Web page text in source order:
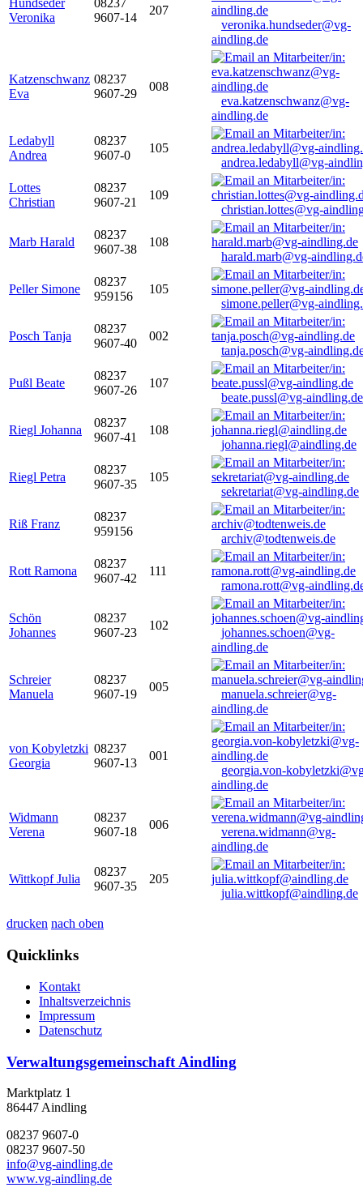
Hundseder
Veronika
08237
9607-14
207
veronika.hundseder@vg-
aindling.de
Katzenschwanz
Eva
08237
9607-29
008
eva.katzenschwanz@vg-
aindling.de
Ledabyll
Andrea
08237
9607-0
105
andrea.ledabyll@vg-
Lottes
Christian
08237
9607-21
109
christian.lottes@vg-
Marb Harald
08237
9607-38
108
harald.marb@vg-
Peller Simone
08237
959156
105
simone.peller@vg-
Posch Tanja
08237
9607-40
002
tanja.posch@vg-
Pußl Beate
08237
9607-26
107
beate.pussl@vg-aindling.de
Riegl Johanna
08237
9607-41
108
johanna.riegl@aindling.de
Riegl Petra
08237
9607-35
105
sekretariat@vg-aindling.de
Riß Franz
08237
959156
archiv@todtenweis.de
Rott Ramona
08237
9607-42
111
ramona.rott@vg-
Schön
Johannes
08237
9607-23
102
johannes.schoen@vg-
aindling.de
Schreier
Manuela
08237
9607-19
005
manuela.schreier@vg-
aindling.de
von Kobyletzki
Georgia
08237
9607-13
001
georgia.von-
aindling.de
Widmann
Verena
08237
9607-18
006
verena.widmann@vg-
aindling.de
Wittkopf Julia
08237
9607-35
205
julia.wittkopf@aindling.de
drucken nach oben
Quicklinks
Kontakt
Inhaltsverzeichnis
Impressum
Datenschutz
Verwaltungsgemeinschaft Aindling
Marktplatz 1
86447 Aindling
08237 9607-0
08237 9607-50
info@vg-aindling.de
www.vg-aindling.de